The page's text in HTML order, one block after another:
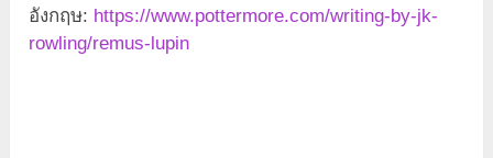
อังกฤษ: https://www.pottermore.com/writing-by-jk-
rowling/remus-lupin